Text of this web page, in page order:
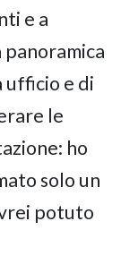
e a
ufficio e di
le
ho
solo un
potuto